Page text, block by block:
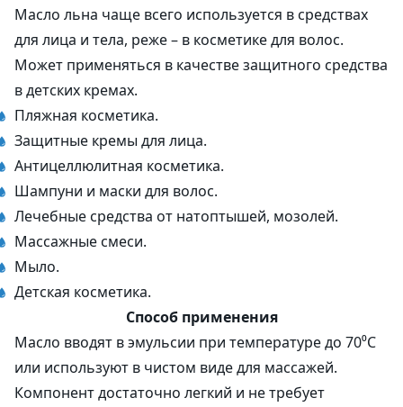
Масло льна чаще всего используется в средствах
для лица и тела, реже – в косметике для волос.
Может применяться в качестве защитного средства
в детских кремах.
Пляжная косметика.
Защитные кремы для лица.
Антицеллюлитная косметика.
Шампуни и маски для волос.
Лечебные средства от натоптышей, мозолей.
Массажные смеси.
Мыло.
Детская косметика.
Способ применения
Масло вводят в эмульсии при температуре до 70⁰С
или используют в чистом виде для массажей.
Компонент достаточно легкий и не требует